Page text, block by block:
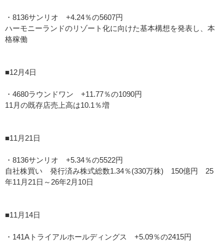
・8136サンリオ +4.24％の5607円
ハーモニーランドのリゾート化に向けた基本構想を発表し、本
格稼働
■12月4日
・4680ラウンドワン +11.77％の1090円
11月の既存店売上高は10.1％増
■11月21日
・8136サンリオ +5.34％の5522円
自社株買い 発行済み株式総数1.34％(330万株) 150億円 25
年11月21日～26年2月10日
■11月14日
・141Aトライアルホールディングス +5.09％の2415円